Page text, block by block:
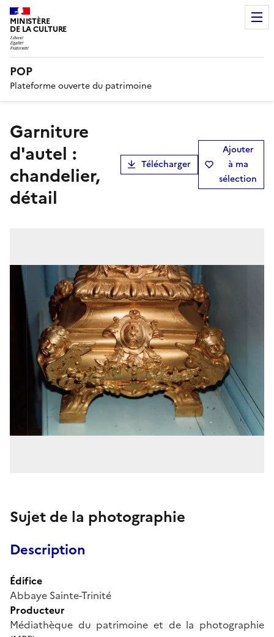
MINISTÈRE
DE LA CULTURE
POP
Plateforme ouverte du patrimoine
garniture
d'autel :
chandelier,
détail
Télécharger
Ajouter
à ma
sélection
Sujet de la photographie
Description
Édifice
Abbaye Sainte-Trinité
Producteur
Médiathèque du patrimoine et de la photographie